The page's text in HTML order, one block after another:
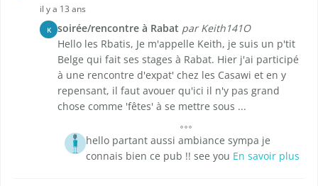
il y a 13 ans
K soirée/rencontre à Rabat par Keith141O
Hello les Rbatis, Je m'appelle Keith, je suis un p'tit
Belge qui fait ses stages à Rabat. Hier j'ai participé
à une rencontre d'expat' chez les Casawi et en y
repensant, il faut avouer qu'ici il n'y pas grand
chose comme 'fêtes' à se mettre sous ...
hello partant aussi ambiance sympa je
connais bien ce pub !! see you En savoir plus